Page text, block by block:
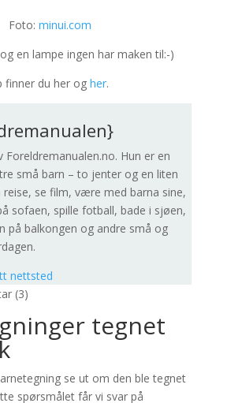
Foto:minui.com
en lampe ingen har maken til:-)
finner du her og her.
Foreldremanualen.no. Hun er en
små barn – to jenter og en liten
reise, se film, være med barna sine,
sofaen, spille fotball, bade i sjøen,
på balkongen og andre små og
nettsted
(3)
tegnet
se ut om den ble tegnet
spørsmålet får vi svar på